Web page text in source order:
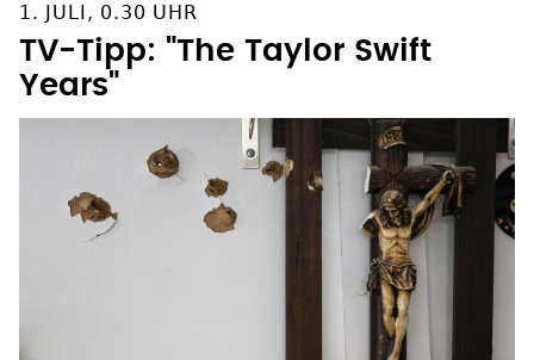
1. JULI, 0.30 UHR
TV-Tipp: "The Taylor Swift
Years"